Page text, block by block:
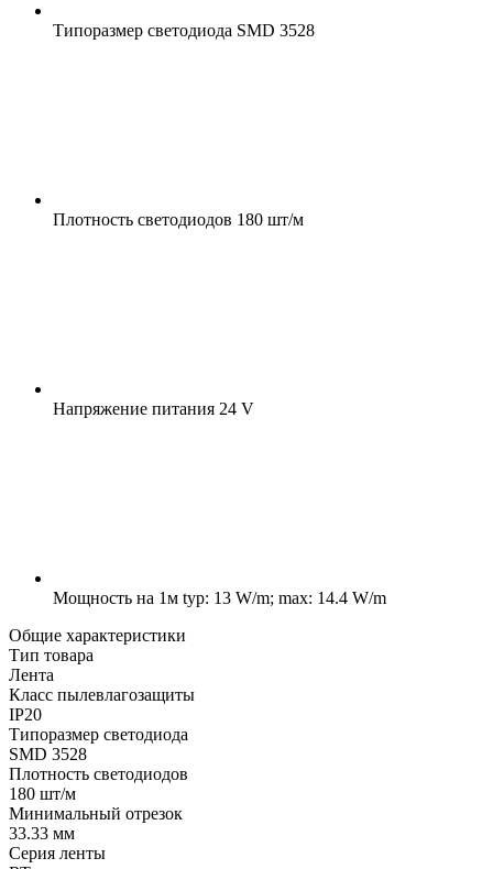
Типоразмер светодиода SMD 3528
Плотность светодиодов 180 шт/м
Напряжение питания 24 V
Мощность на 1м typ: 13 W/m; max: 14.4 W/m
Общие характеристики
Тип товара
Лента
Класс пылевлагозащиты
IP20
Типоразмер светодиода
SMD 3528
Плотность светодиодов
180 шт/м
Минимальный отрезок
33.33 мм
Серия ленты